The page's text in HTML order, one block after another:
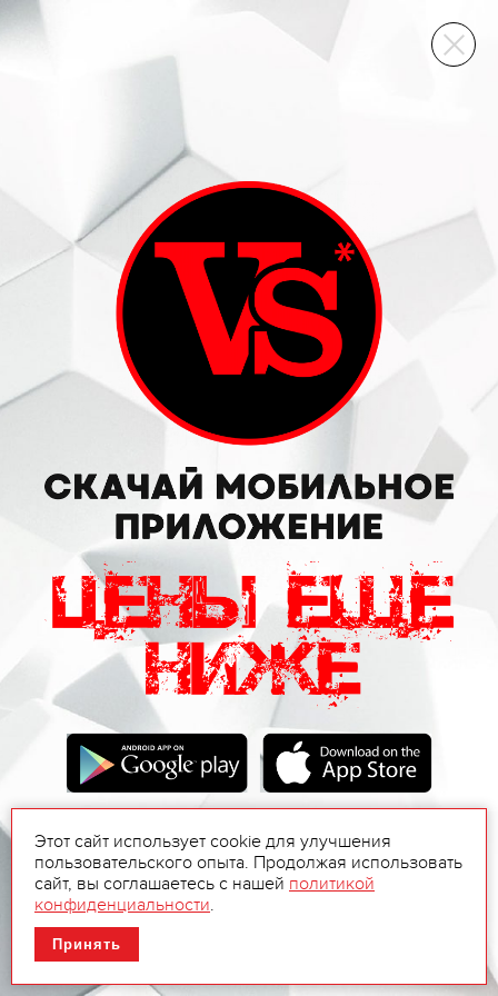
ВИННЫЙ СКЛАД
Этот сайт использует cookie для улучшения
пользовательского опыта. Продолжая использовать
сайт, вы соглашаетесь с нашей политикой
конфиденциальности.
Принять